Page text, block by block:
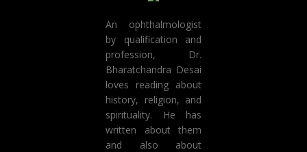
An ophthalmologist
by qualification and
profession, Dr.
Bharatchandra Desai
loves reading about
history, religion, and
spirituality. He has
written about them
and also about